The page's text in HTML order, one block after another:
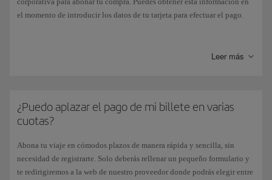
el momento de introducir los datos de tu tarjeta para efectuar el pago.
así como para el resto de pagos de servicios opcionales (cambios en los
Leer más
¿Puedo aplazar el pago de mi billete en varias
cuotas?
Abona tu viaje en cómodos plazos de manera rápida y sencilla, sin
necesidad de registrarte. Solo deberás rellenar un pequeño formulario y
te redirigiremos a la web de nuestro proveedor donde podrás elegir entre